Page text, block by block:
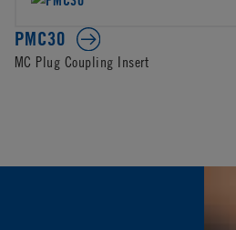
PMC30
MC Plug Coupling Insert